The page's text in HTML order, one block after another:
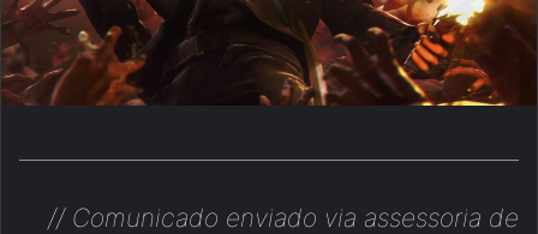
// Comunicado enviado via assessoria de